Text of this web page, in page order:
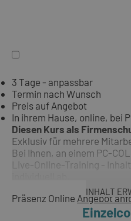
3 Tage - anpassbar
Termin nach Wunsch
Preis auf Angebot
In ihrem Hause, online, bei
Diesen Kurs als
Exklusiv für mehrere
Bei Ihnen, an einem PC-
Live-Online-Training -
INHALT
Präsenz Online Angebot